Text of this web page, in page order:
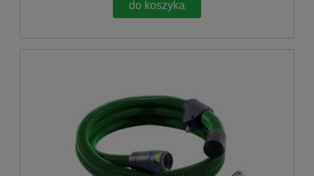
do koszyka